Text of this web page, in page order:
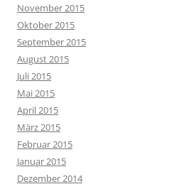
November 2015
Oktober 2015
September 2015
August 2015
Juli 2015
Mai 2015
April 2015
März 2015
Februar 2015
Januar 2015
Dezember 2014